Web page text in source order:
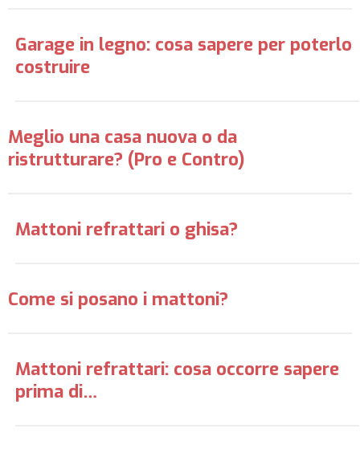
Garage in legno: cosa sapere per poterlo
costruire
Meglio una casa nuova o da
ristrutturare? (Pro e Contro)
Mattoni refrattari o ghisa?
Come si posano i mattoni?
Mattoni refrattari: cosa occorre sapere
prima di…